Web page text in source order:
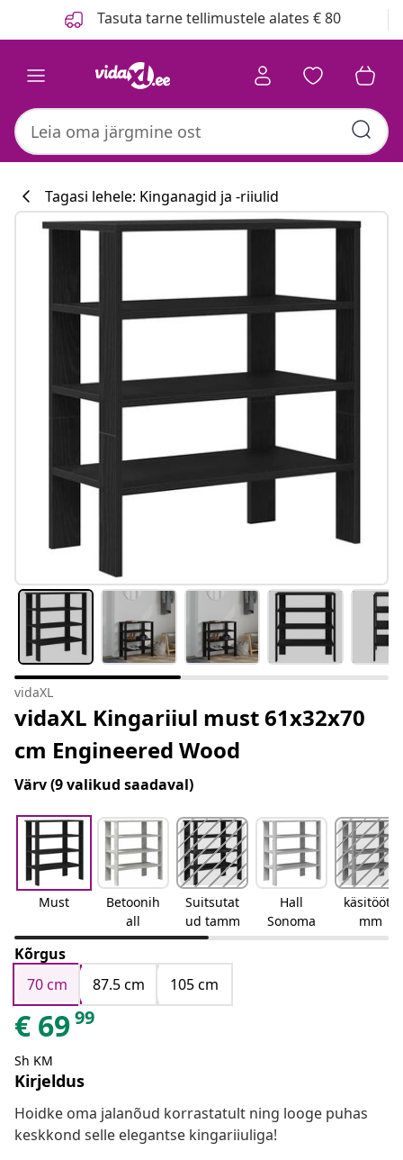
Tasuta tarne tellimustele alates € 80
Tagasi lehele: Kinganagid ja -riiulid
vidaXL
vidaXL Kingariiul must 61x32x70
cm Engineered Wood
Värv(9 valikud saadaval)
Must
Betoonih
all
Suitsutat
ud tamm
Hall
Sonoma
käsitööta
mm
Kõrgus
70 cm
87.5 cm 105 cm
€ 6999
Sh KM
Kirjeldus
Hoidke oma jalanõud korrastatult ning looge puhas
keskkond selle elegantse kingariiuliga!